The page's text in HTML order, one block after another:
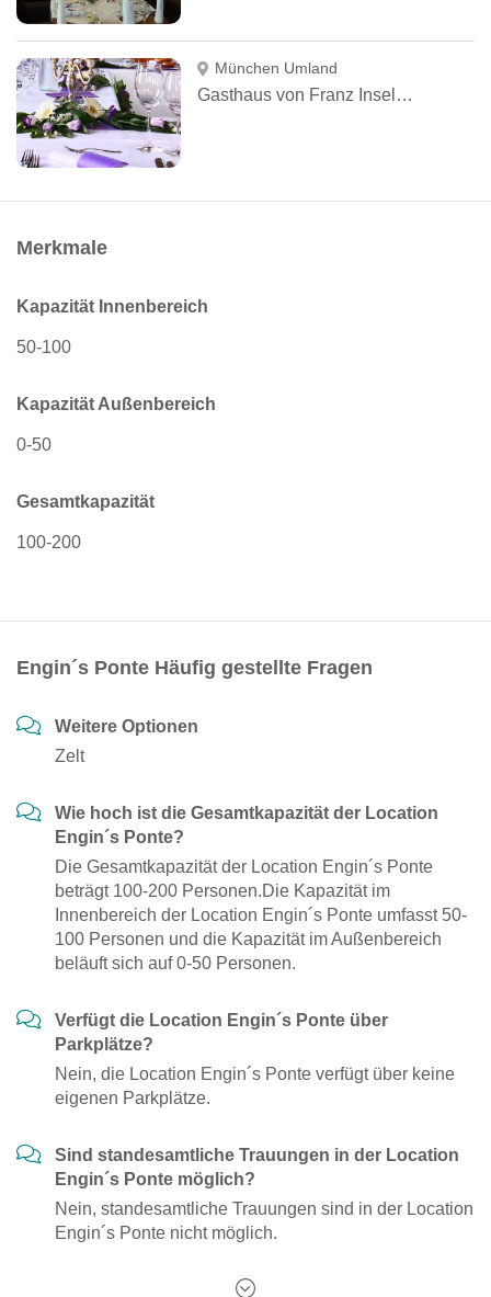
München Umland
Gasthaus von Franz Inselkammer
Merkmale
Kapazität Innenbereich
50-100
Kapazität Außenbereich
0-50
Gesamtkapazität
100-200
Engin´s Ponte Häufig gestellte Fragen
Weitere Optionen
Zelt
Wie hoch ist die Gesamtkapazität der Location
Engin´s Ponte?
Die Gesamtkapazität der Location Engin´s Ponte
beträgt 100-200 Personen.Die Kapazität im
Innenbereich der Location Engin´s Ponte umfasst 50-
100 Personen und die Kapazität im Außenbereich
beläuft sich auf 0-50 Personen.
Verfügt die Location Engin´s Ponte über
Parkplätze?
Nein, die Location Engin´s Ponte verfügt über keine
eigenen Parkplätze.
Sind standesamtliche Trauungen in der Location
Engin´s Ponte möglich?
Nein, standesamtliche Trauungen sind in der Location
Engin´s Ponte nicht möglich.